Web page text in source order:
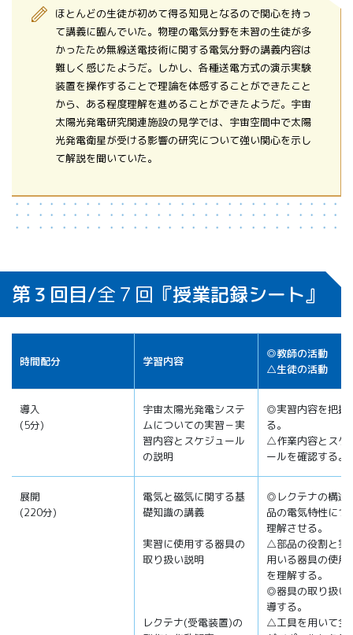
ほとんどの生徒が初めて得る知見となるので関心を持っ
て講義に臨んでいた。物理の電気分野を未習の生徒が多
かったため無線送電技術に関する電気分野の講義内容は
難しく感じたようだ。しかし、各種送電方式の演示実験
装置を操作することで理論を体感することができたこと
から、ある程度理解を進めることができたようだ。宇宙
太陽光発電研究関連施設の見学では、宇宙空間中で太陽
光発電衛星が受ける影響の研究について強い関心を示し
て解説を聞いていた。
第３回目/全７回 『授業記録シート』
時間配分 学習内容
◎教師の活動
△生徒の活動
導入
(5分)
宇宙太陽光発電システ
ムについての実習－実
習内容とスケジュール
の説明
◎実習内容を把握
る。
△作業内容とスケ
ールを確認する。
展開
(220分)
電気と磁気に関する基
礎知識の講義
実習に使用する器具の
取り扱い説明
レクテナ(受電装置)の
◎レクテナの構造
品の電気特性につ
理解させる。
△部品の役割と実
用いる器具の使用
を理解する。
◎器具の取り扱い
導する。
△工具を用いて全